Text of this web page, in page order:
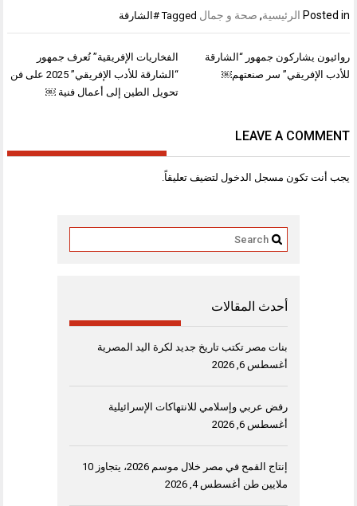
Posted in الرئيسية, صحة و جمال Tagged #الشارقة
تصفّح
المقالات
الفخاريات الإفريقية” تُعرف جمهور
“الشارقة للأدب الإفريقي” 2025 على فن
تحويل الطين إلى أعمال فنية ￼
روائيون يشاركون جمهور “الشارقة
للأدب الإفريقي” سر صنعتهم￼
LEAVE A COMMENT
يجب أنت تكون مسجل الدخول لتضيف تعليقاً.
أحدث المقالات
بنات مصر تكتب تاريخ جديد لكرة اليد المصرية
أغسطس 6, 2026
رفض عربي وإسلامي للانتهاكات الإسرائيلية
أغسطس 6, 2026
إنتاج القمح في مصر خلال موسم 2026، يتجاوز 10
ملايين طن أغسطس 4, 2026